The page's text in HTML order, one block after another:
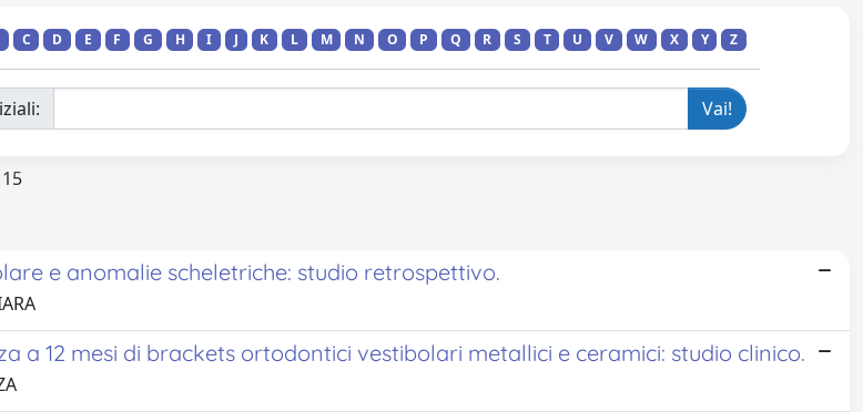
C D E F G H I J K L M N O P Q R S T U V W X Y Z
e anomalie scheletriche: studio retrospettivo.
a 12 mesi di brackets ortodontici vestibolari metallici e ceramici: studio clinico.